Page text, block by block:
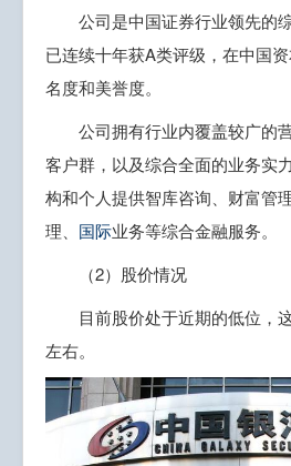
公司是中国证券行业领先的
已连续十年获A类评级，在中国
名度和美誉度。
公司拥有行业内覆盖较广的
客户群，以及综合全面的业务实
构和个人提供智库咨询、财富管
理、 国际业务等综合金融服务。
（2）股价情况
目前股价处于近期的低位，
左右。